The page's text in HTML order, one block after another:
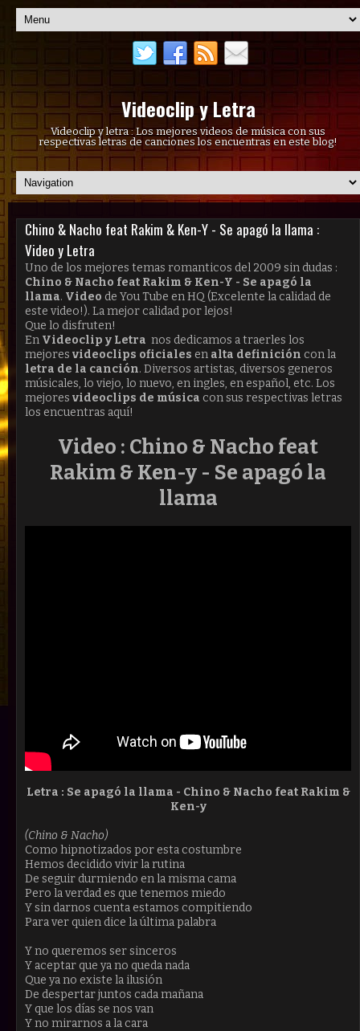
Videoclip y Letra
Videoclip y letra : Los mejores videos de música con sus
respectivas letras de canciones los encuentras en este blog!
Chino & Nacho feat Rakim & Ken-Y - Se apagó la llama :
Video y Letra
Uno de los mejores temas romanticos del 2009 sin dudas :
Chino & Nacho feat Rakim & Ken-Y - Se apagó la
llama. Video de You Tube en HQ (Excelente la calidad de
este video!). La mejor calidad por lejos!
Que lo disfruten!
En Videoclip y Letra nos dedicamos a traerles los
mejores videoclips oficiales en alta definición con la
letra de la canción. Diversos artistas, diversos generos
músicales, lo viejo, lo nuevo, en ingles, en español, etc. Los
mejores videoclips de música con sus respectivas letras
los encuentras aquí!
Video : Chino & Nacho feat
Rakim & Ken-y - Se apagó la
llama
Letra : Se apagó la llama - Chino & Nacho feat Rakim &
Ken-y
(Chino & Nacho)
Como hipnotizados por esta costumbre
Hemos decidido vivir la rutina
De seguir durmiendo en la misma cama
Pero la verdad es que tenemos miedo
Y sin darnos cuenta estamos compitiendo
Para ver quien dice la última palabra
Y no queremos ser sinceros
Y aceptar que ya no queda nada
Que ya no existe la ilusión
De despertar juntos cada mañana
Y que los días se nos van
Y no mirarnos a la cara